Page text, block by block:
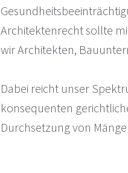
Architektenrecht sollte
wir Architekten,
Dabei reicht unser
konsequenten
Durchsetzung von